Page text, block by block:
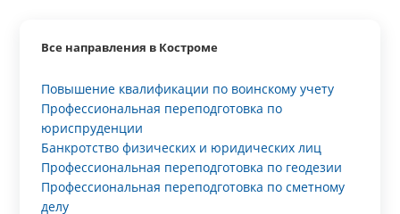
Все направления в Костроме
Повышение квалификации по воинскому учету
Профессиональная переподготовка по
юриспруденции
Банкротство физических и юридических лиц
Профессиональная переподготовка по геодезии
Профессиональная переподготовка по сметному
делу